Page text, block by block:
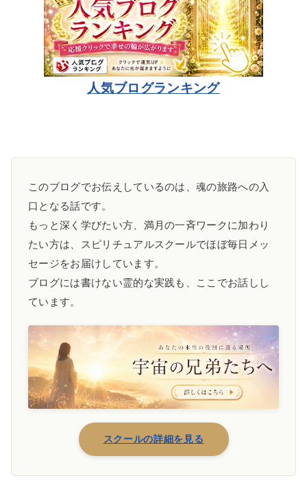
人気ブログランキング
このブログでお伝えしているのは、魂の旅路への入
口となる話です。
もっと深く学びたい方、満月の一斉ワークに加わり
たい方は、スピリチュアルスクールでほぼ毎日メッ
セージをお届けしています。
ブログには書けない霊的な実践も、ここでお話しし
ています。
スクールの詳細を見る